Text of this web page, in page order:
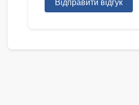
Відправити відгук